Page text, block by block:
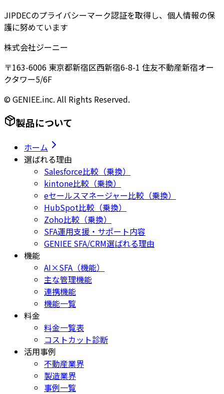
JIPDECのプライバシーマーク認証を取得し、個人情報の保
護に努めています
株式会社ジーニー
〒163-6006 東京都新宿区西新宿6-8-1 住友不動産新宿オー
クタワー5/6F
© GENIEE.inc. All Rights Reserved.
製品について
ホーム
選ばれる理由
Salesforce比較（乗換）
kintone比較（乗換）
eセールスマネージャー比較（乗換）
HubSpot比較（乗換）
Zoho比較（乗換）
SFA運用支援・サポート内容
GENIEE SFA/CRM選ばれる理由
機能
AI×SFA（機能）
主な管理機能
連携機能
機能一覧
料金
料金一覧表
コストカット診断
活用事例
不動産業界
製造業界
事例一覧